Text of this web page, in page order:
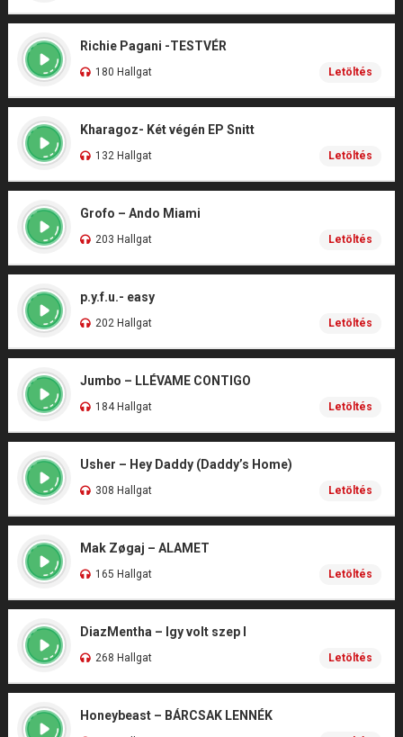
Richie Pagani -TESTVÉR
180 Hallgat Letöltés
Kharagoz- Két végén EP Snitt
132 Hallgat Letöltés
Grofo – Ando Miami
203 Hallgat Letöltés
p.y.f.u.- easy
202 Hallgat Letöltés
Jumbo – LLÉVAME CONTIGO
184 Hallgat Letöltés
Usher – Hey Daddy (Daddy’s Home)
308 Hallgat Letöltés
Mak Zøgaj – ALAMET
165 Hallgat Letöltés
DiazMentha – Igy volt szep I
268 Hallgat Letöltés
Honeybeast – BÁRCSAK LENNÉK